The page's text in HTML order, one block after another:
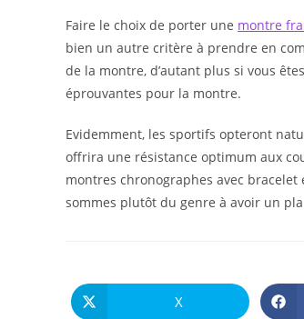
Faire le choix de porter une montre
bien un autre critère à prendre en
de la montre, d’autant plus si vous
éprouvantes pour la montre.
Evidemment, les sportifs opteront
offrira une résistance optimum aux
montres chronographes avec
sommes plutôt du genre à avoir un
Ouvrir
X